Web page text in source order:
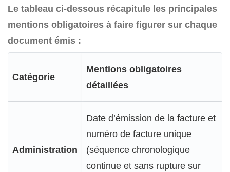
Le tableau ci-dessous récapitule les principales
mentions obligatoires à faire figurer sur chaque
document émis :
Catégorie
Mentions obligatoires
détaillées
Administration
Date d’émission de la facture et
numéro de facture unique
(séquence chronologique
continue et sans rupture sur